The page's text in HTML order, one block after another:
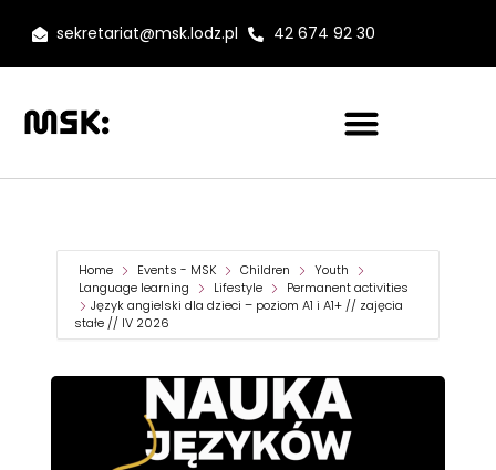
sekretariat@msk.lodz.pl 42 674 92 30
Home Events - MSK Children
Youth
Language learning
Lifestyle
Permanent activities
Język angielski dla dzieci – poziom A1 i A1+ // zajęcia
stałe // IV 2026